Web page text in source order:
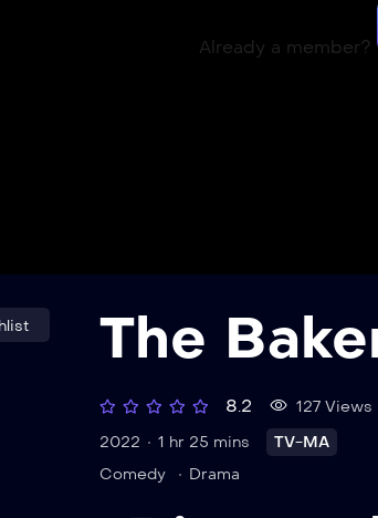
Already a member?
The
8.2 127 Views
2022
1 hr 25 mins
TV-MA
Comedy
Drama